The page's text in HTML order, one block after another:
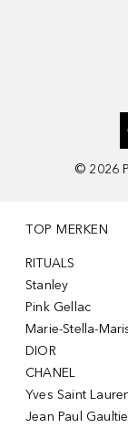
© 2026
TOP MERKEN
RITUALS
Stanley
Pink Gellac
Marie-Stella-
DIOR
CHANEL
Yves Saint
Jean Paul